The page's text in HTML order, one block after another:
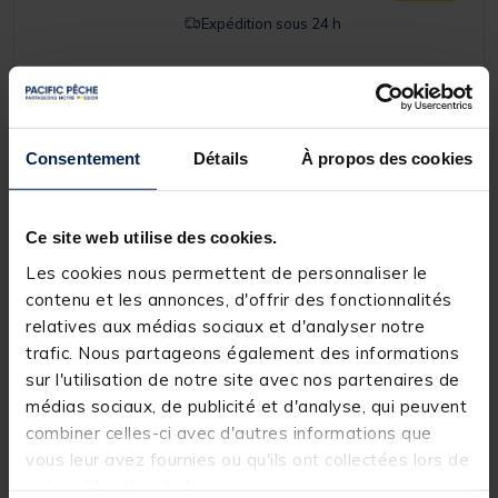
Consentement Détails À propos des cookies
Ce site web utilise des cookies.
Les cookies nous permettent de personnaliser le
contenu et les annonces, d'offrir des fonctionnalités
relatives aux médias sociaux et d'analyser notre
trafic. Nous partageons également des informations
sur l'utilisation de notre site avec nos partenaires de
médias sociaux, de publicité et d'analyse, qui peuvent
combiner celles-ci avec d'autres informations que
vous leur avez fournies ou qu'ils ont collectées lors de
Expédition sous 24 h
-50% DESTOCKAGE
france crantée multi d
29,99 € Ajouter
Expédition sous 24 h
-30% DESTOCKAGE
TEAM FRANCE
Station Team France D25 S-Lock
Pro League